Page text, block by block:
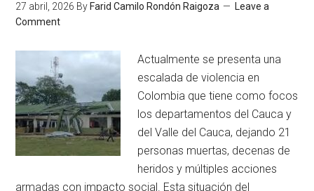
27 abril, 2026 By Farid Camilo Rondón Raigoza
Leave a
Comment
Actualmente se presenta una
escalada de violencia en
Colombia que tiene como focos
los departamentos del Cauca y
del Valle del Cauca, dejando 21
personas muertas, decenas de
heridos y múltiples acciones
armadas con impacto social. Esta situación del